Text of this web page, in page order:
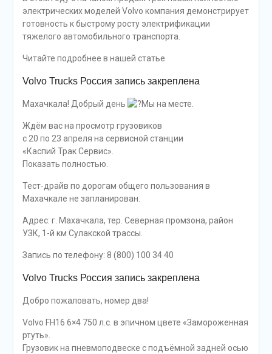
электрических моделей Volvo компания демонстрирует
готовность к быстрому росту электрификации
тяжелого автомобильного транспорта.
Читайте подробнее в нашей статье
Volvo Trucks Россия запись закреплена
Махачкала! Добрый день Мы на месте.
Ждём вас на просмотр грузовиков
с 20 по 23 апреля на сервисной станции
«Каспий Трак Сервис».
Показать полностью.
Тест-драйв по дорогам общего пользования в
Махачкале не запланирован.
Адрес: г. Махачкала, тер. Северная промзона, район
УЗК, 1-й км Сулакской трассы.
Запись по телефону: 8 (800) 100 34 40
Volvo Trucks Россия запись закреплена
Добро пожаловать, номер два!
Volvo FH16 6×4 750 л.с. в эпичном цвете «Замороженная
ртуть».
Грузовик на пневмоподвеске с подъёмной задней осью